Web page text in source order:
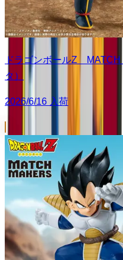
ドラゴンボールZ
タ）
2026/6/16 入荷